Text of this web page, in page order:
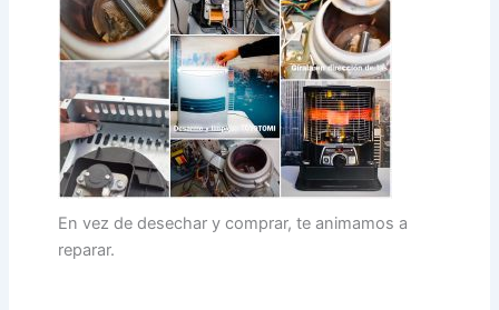
En vez de desechar y comprar, te animamos a
reparar.